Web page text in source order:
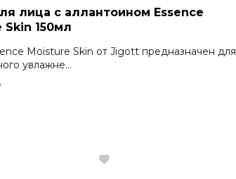
лица с аллантоином Essence
Skin 150мл
Moisture Skin от Jigott предназначен для
увлажне...